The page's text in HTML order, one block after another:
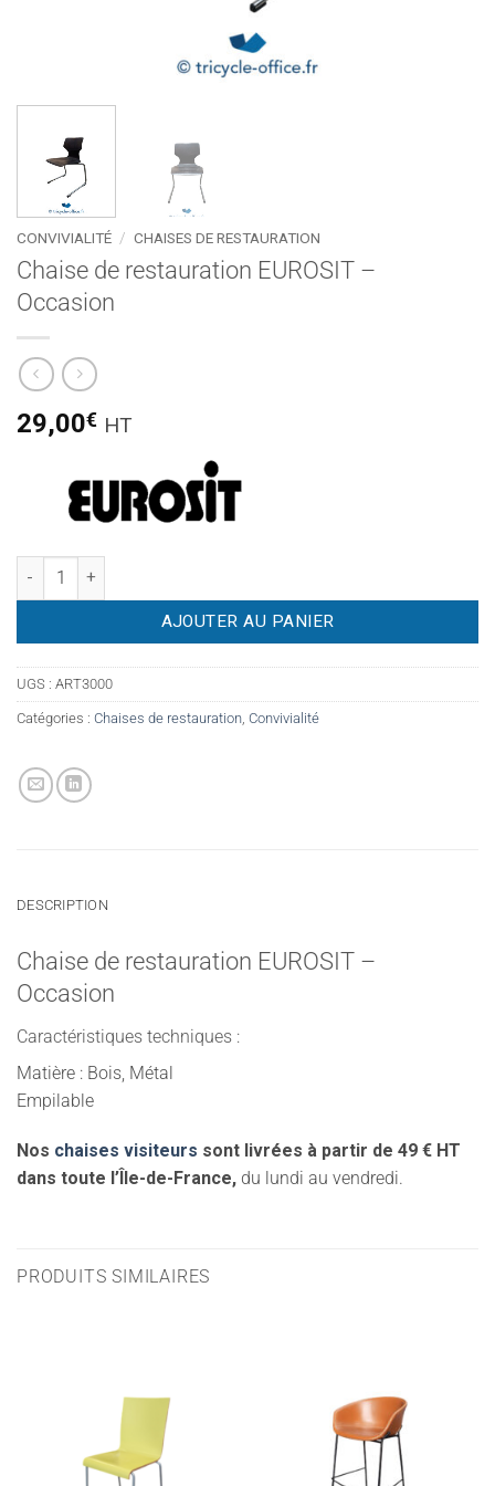
CONVIVIALITÉ / CHAISES DE RESTAURATION
Chaise de restauration EUROSIT –
Occasion
29,00€ HT
quantité de Chaise de restauration EUROSIT - Occasion
AJOUTER AU PANIER
UGS : ART3000
Catégories : Chaises de restauration Convivialité
DESCRIPTION
Chaise de restauration EUROSIT –
Occasion
Caractéristiques techniques :
Matière : Bois, Métal
Empilable
Nos chaises visiteurs sont livrées à partir de 49 € HT
dans toute l’Île-de-France, du lundi au vendredi.
PRODUITS SIMILAIRES